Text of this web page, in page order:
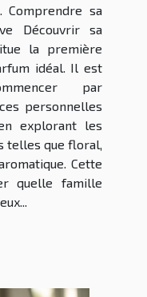
Comprendre sa
Découvrir sa
la première
idéal. Il est
par
personnelles
explorant les
telles que floral,
Cette
quelle famille